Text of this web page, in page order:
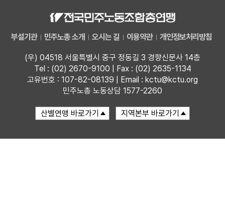
부설기관 민주노총 소개 오시는 길 이용약관 개인정보처리방침
(우) 04518 서울특별시 중구 정동길 3 경향신문사 14층
Tel : (02) 2670-9100 | Fax : (02) 2635-1134
고유번호 : 107-82-08139 | Email : kctu@kctu.org
민주노총 노동상담 1577-2260